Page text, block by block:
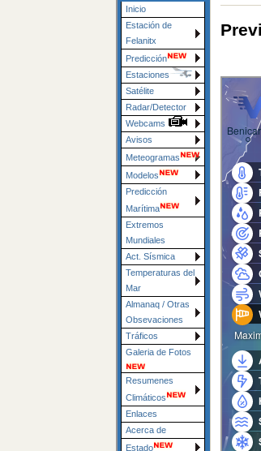
Inicio
Estación de
Felanitx
Predicción
Estaciones
Satélite
Radar/Detector
Webcams
Avisos
Meteogramas
Modelos
Predicción
Marítima
Extremos
Mundiales
Act. Sísmica
Temperaturas del
Mar
Almanaq / Otras
Obsevaciones
Tráficos
Galeria de Fotos
Resumenes
Climáticos
Enlaces
Acerca de
Estado